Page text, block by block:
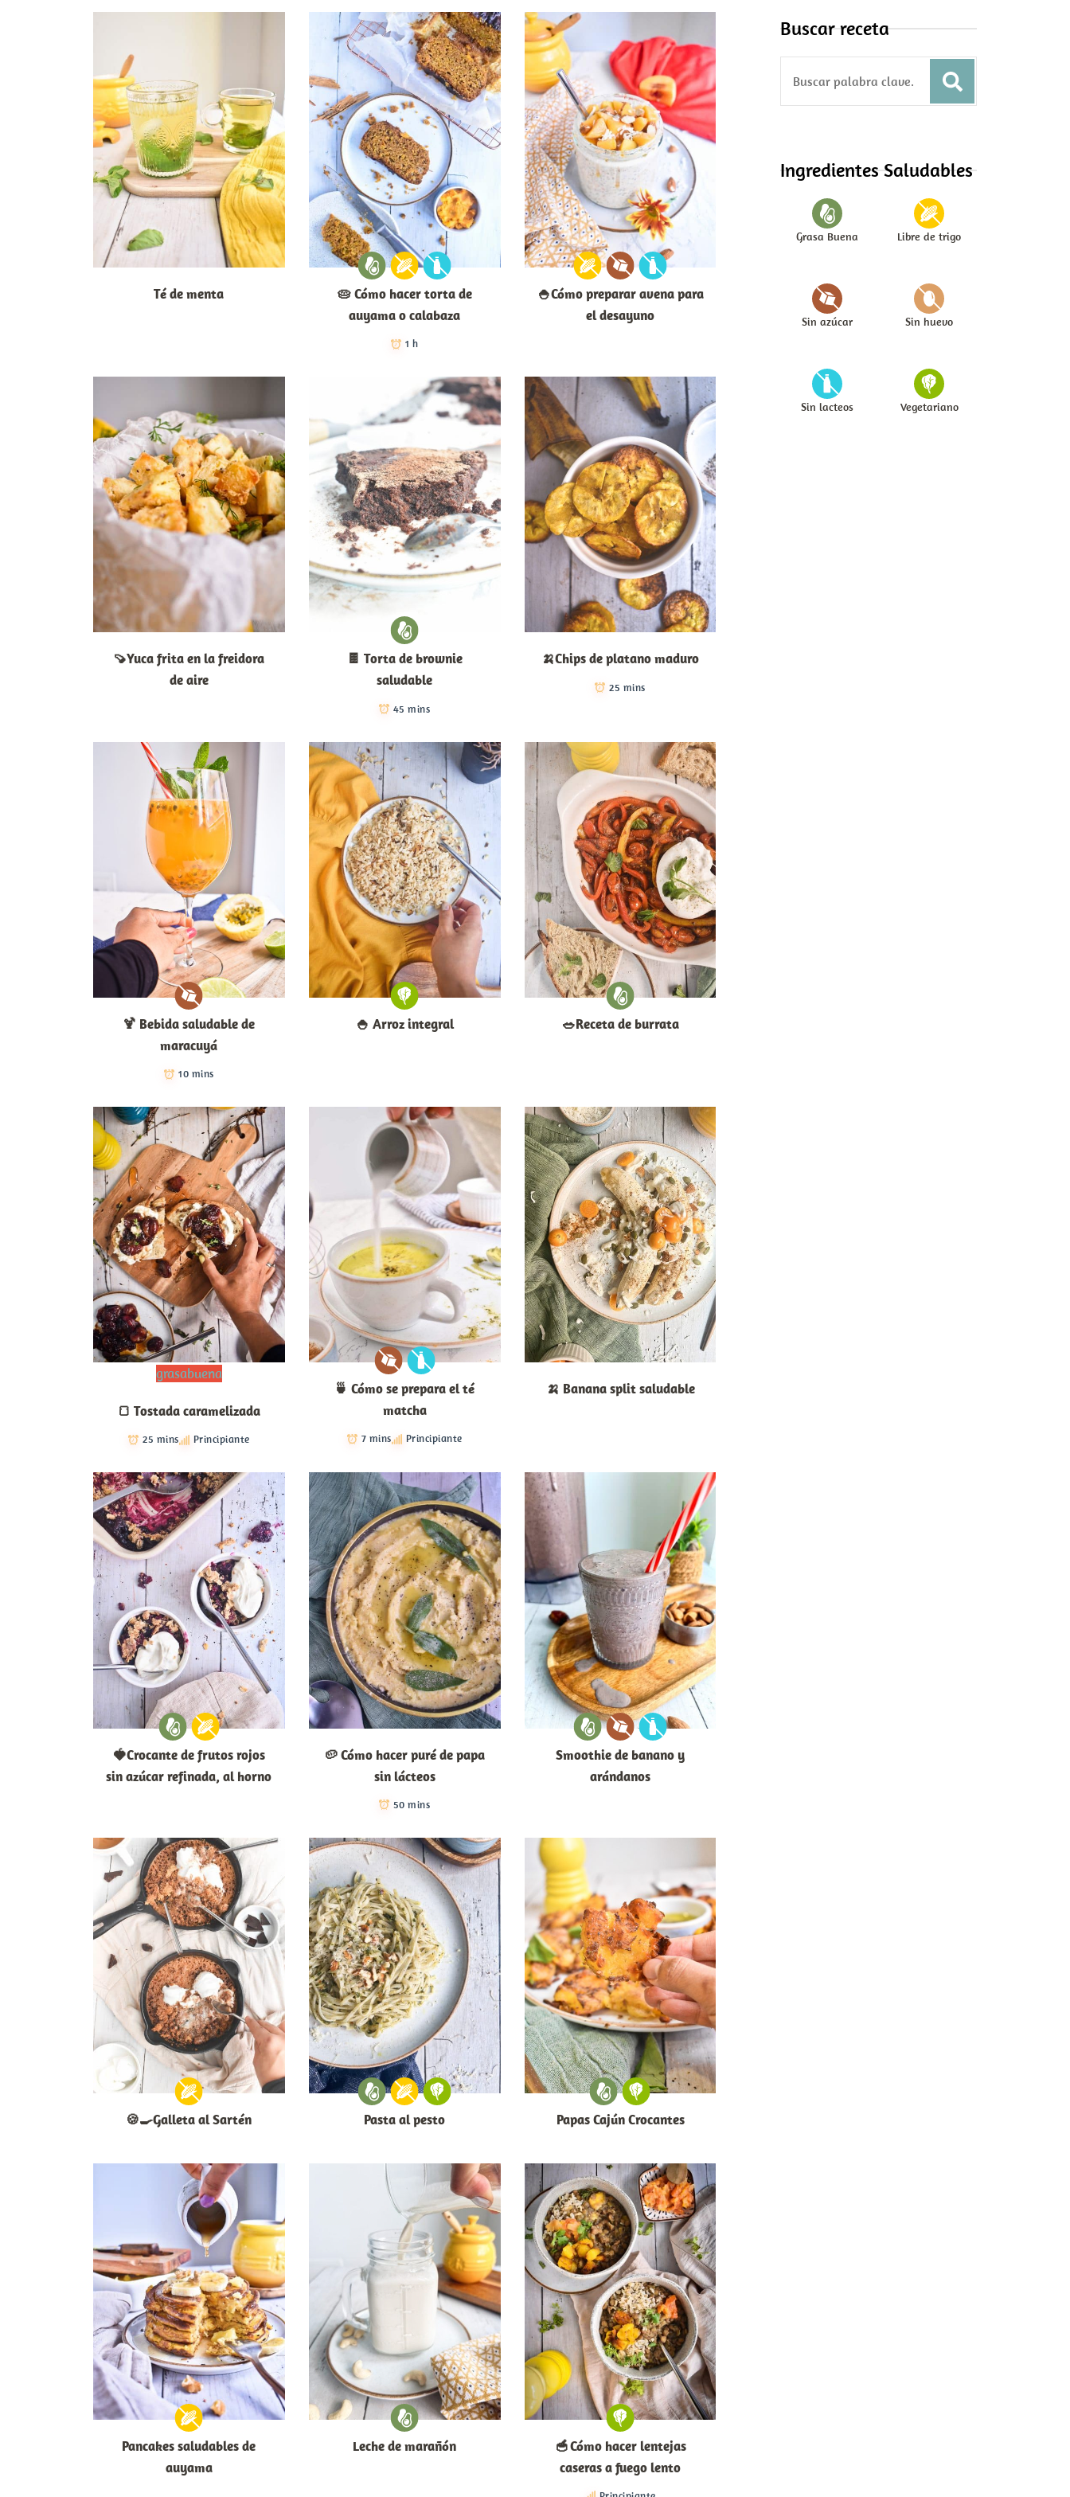
Té de menta
🥧 Cómo hacer torta de
auyama o calabaza
1 h
🍚Cómo preparar avena para
el desayuno
🍠Yuca frita en la freidora
de aire
🍫 Torta de brownie
saludable
45 mins
🍌Chips de platano maduro
25 mins
🍹​ Bebida saludable de
maracuyá
10 mins
🍚​ Arroz integral ​🥗​Receta de burrata
grasabuena
🍞 Tostada caramelizada
25 mins Principiante
🍵 Cómo se prepara el té
matcha
7 mins Principiante
🍌 Banana split saludable
🍓Crocante de frutos rojos
sin azúcar refinada, al horno
🥔 Cómo hacer puré de papa
sin lácteos
50 mins
Smoothie de banano y
arándanos
🍪🍳Galleta al Sartén Pasta al pesto Papas Cajún Crocantes
Pancakes saludables de
auyama
Leche de marañón
🥣 Cómo hacer lentejas
caseras a fuego lento
Buscar receta
c
Ingredientes Saludables
Grasa Buena Libre de trigo
Sin azúcar Sin huevo
Sin lacteos Vegetariano